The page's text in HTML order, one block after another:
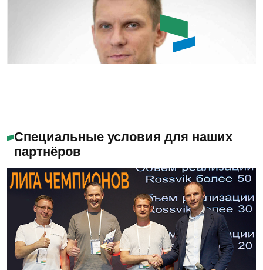
Помогу с выбором
Специальные условия для наших
партнёров